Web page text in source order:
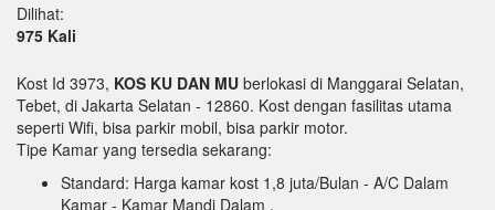
Dilihat:
975 Kali
Kost Id 3973, KOS KU DAN MU berlokasi di Manggarai Selatan,
Tebet, di Jakarta Selatan - 12860. Kost dengan fasilitas utama
seperti Wifi, bisa parkir mobil, bisa parkir motor.
Tipe Kamar yang tersedia sekarang:
Standard: Harga kamar kost 1,8 juta/Bulan - A/C Dalam
Kamar - Kamar Mandi Dalam .